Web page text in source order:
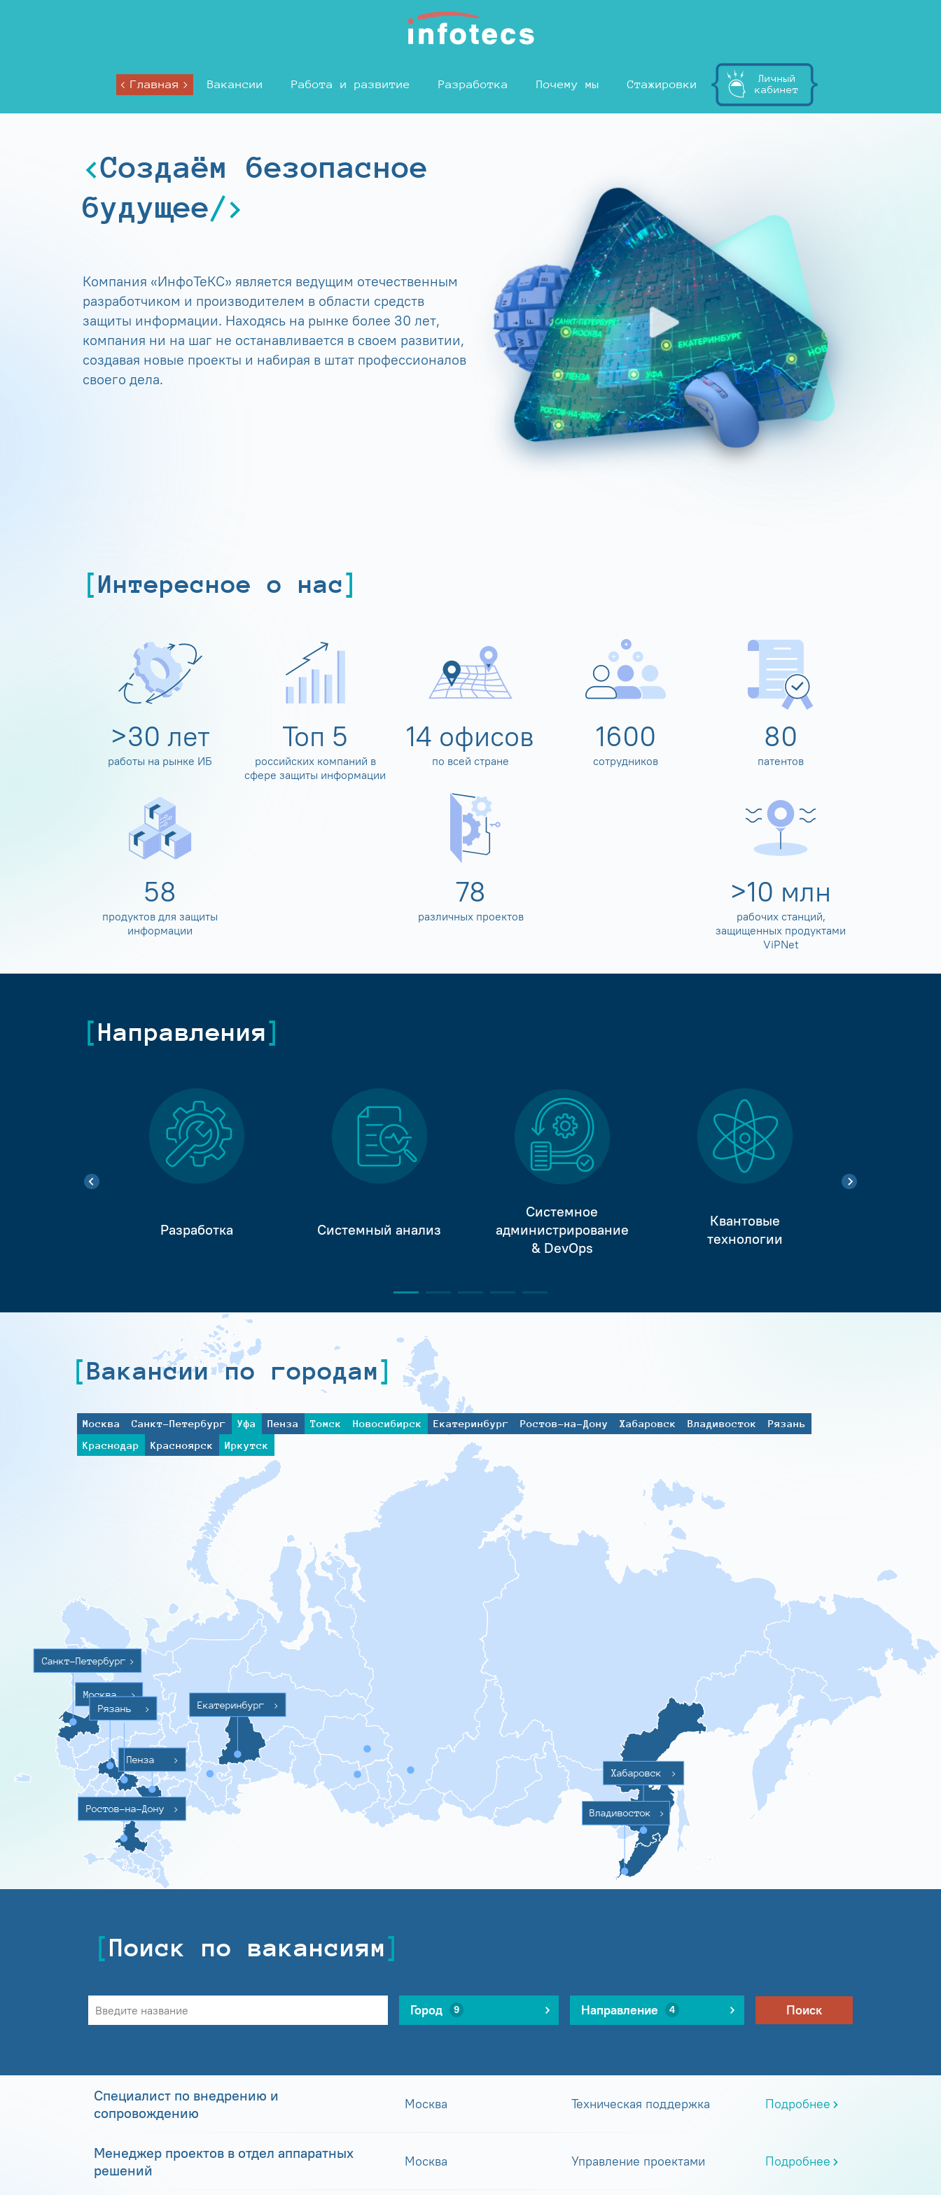
Главная Вакансии Работа и развитие Разработка Почему мы Стажировки
Личный
кабинет
Создаём безопасное
будущее
Компания «ИнфоТеКС» является ведущим отечественным
разработчиком и производителем в области средств
защиты информации. Находясь на рынке более 30 лет,
компания ни на шаг не останавливается в своем развитии,
создавая новые проекты и набирая в штат профессионалов
своего дела.
Интересное о нас
>30 лет
работы на рынке ИБ
Топ 5
российских компаний в
сфере защиты информации
14 офисов
по всей стране
1600
сотрудников
80
патентов
60
продуктов для защиты
информации
80
различных проектов
>10 млн
рабочих станций,
защищенных продуктами
ViPNet
Направления
Разработка Системный анализ
Системное
администрирование
& DevOps
Квантовые
технологии
Вакансии по городам
Москва Санкт-Петербург Уфа Пенза Томск Новосибирск Екатеринбург Ростов-на-Дону Хабаровск Владивосток
Рязань
Краснодар
Красноярск Иркутск
Санкт-Петербург >
Москва >
Ростов-на-Дону >
Пенза >
Екатеринбург >
Хабаровск >
Владивосток >
Рязань >
Поиск по вакансиям
Город 9 Направление 4 Поиск
Специалист по внедрению и
сопровождению
Москва Техническая поддержка Подробнее
Менеджер проектов в отдел аппаратных
решений
Москва Управление проектами Подробнее